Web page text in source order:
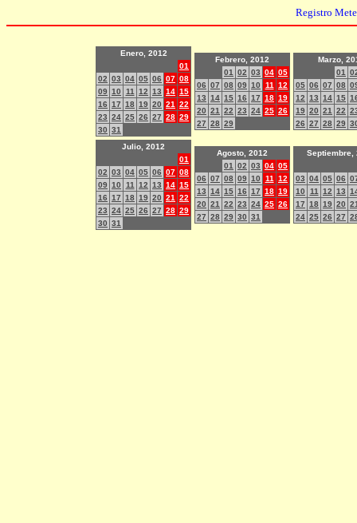
Registro
Enero, 2012
01
02 03 04 05 06 07 08
09 10 11 12 13 14 15
16 17 18 19 20 21
22
23 24 25 26 27 28 29
30 31
Febrero, 2012
01
02 03 04 05
06 07 08 09 10 11
12
13 14 15 16 17 18 19
20 21 22 23 24 25 26
27 28 29
Marzo,
01
05 06 07 08
12 13 14 15
19 20 21 22
26 27 28 29
Julio, 2012
01
02 03 04 05 06 07 08
09 10 11 12 13 14 15
16 17 18 19 20 21
22
23 24 25 26 27 28 29
30 31
Agosto, 2012
01
02 03 04 05
06 07 08 09 10 11
12
13 14 15 16 17 18 19
20 21 22 23 24 25 26
27 28 29 30 31
Septiembre,
03 04 05 06
10
11 12 13
17 18 19 20
24 25 26 27